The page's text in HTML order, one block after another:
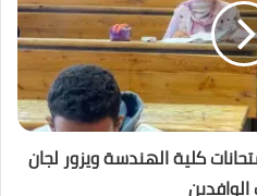
كلية الهندسة ويزور لجان
الوافدين